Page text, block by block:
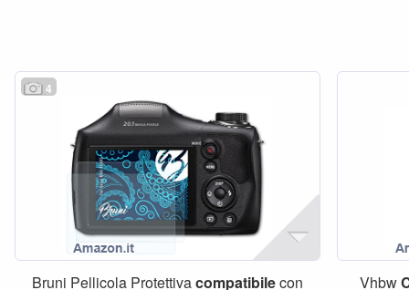
4
Bruni Pellicola Protettivacompatibilecon Vhbw